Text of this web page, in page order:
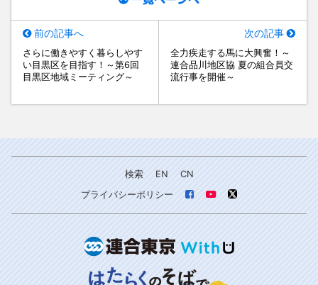
前の記事へ
さらに働きやすく暮らしやす
い目黒区を目指す！～第6回
目黒区地域ミーティング～
次の記事
全力疾走する馬に大興奮！～
連合品川地区協 夏の組合員交
流行事を開催～
検索 EN
CN
プライバシーポリシー